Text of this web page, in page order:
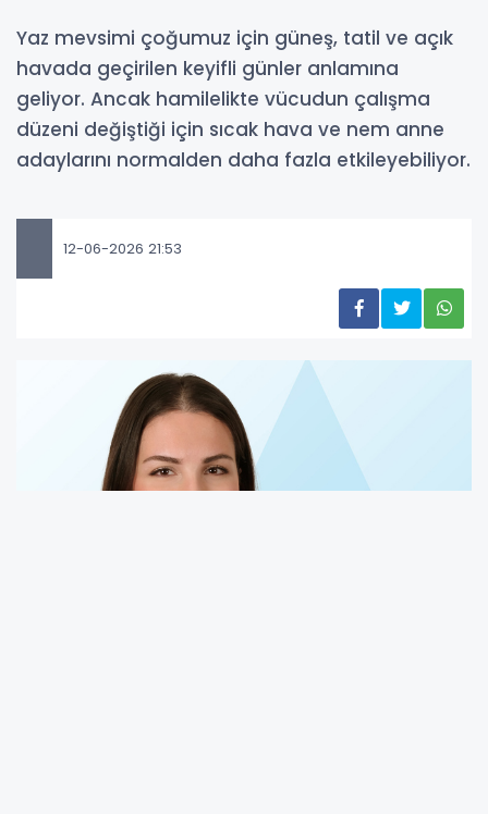
Yaz mevsimi çoğumuz için güneş, tatil ve açık
havada geçirilen keyifli günler anlamına
geliyor. Ancak hamilelikte vücudun çalışma
düzeni değiştiği için sıcak hava ve nem anne
adaylarını normalden daha fazla etkileyebiliyor.
12-06-2026 21:53